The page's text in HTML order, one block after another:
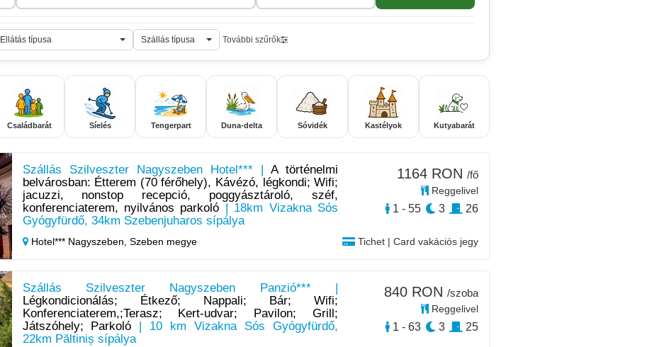
Ellátás típusa Szállás típusa További szűrők
Családbarát Síelés Tengerpart Duna-delta Sóvidék Kastélyok Kutyabarát
Szállás Szilveszter Nagyszeben Hotel*** |A történelmi
belvárosban: Étterem (70 férőhely), Kávézó, légkondi; Wifi;
jacuzzi, nonstop recepció, poggyásztároló, széf,
konferenciaterem, nyilvános parkoló | 18km Vizakna Sós
Gyógyfürdő, 34km Szebenjuharos sípálya
Hotel*** Nagyszeben, Szeben megye Tichet | Card vakációs jegy
1164 RON /fő
Reggelivel
1 - 55 3 26
Szállás Szilveszter Nagyszeben Panzió*** |
Légkondicionálás; Étkező; Nappali; Bár; Wifi;
Konferenciaterem,;Terasz; Kert-udvar; Pavilon; Grill;
Játszóhely; Parkoló | 10 km Vizakna Sós Gyógyfürdő,
22km Păltiniș sípálya
840 RON /szoba
Reggelivel
1 - 63 3 25